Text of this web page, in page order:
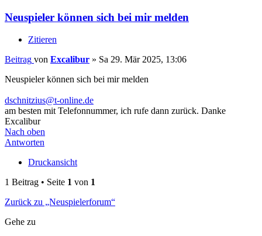
Neuspieler können sich bei mir melden
Zitieren
Beitrag von Excalibur » Sa 29. Mär 2025, 13:06
Neuspieler können sich bei mir melden
dschnitzius@t-online.de
am besten mit Telefonnummer, ich rufe dann zurück. Danke
Excalibur
Nach oben
Antworten
Druckansicht
1 Beitrag • Seite 1 von 1
Zurück zu „Neuspielerforum“
Gehe zu